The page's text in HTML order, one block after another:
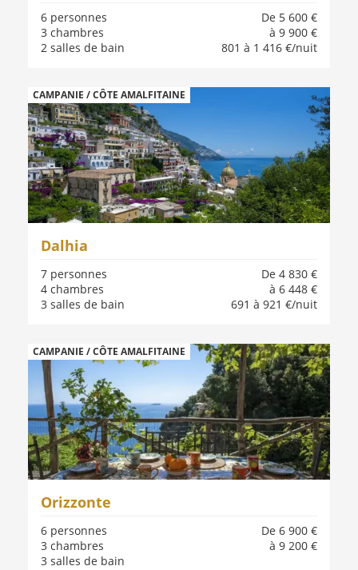
De 5 600 €
à 9 900 €
801 à 1 416 €/nuit
6 personnes
3 chambres
2 salles de bain
CAMPANIE / CÔTE AMALFITAINE
Dalhia
De 4 830 €
à 6 448 €
691 à 921 €/nuit
7 personnes
4 chambres
3 salles de bain
CAMPANIE / CÔTE AMALFITAINE
Orizzonte
De 6 900 €
à 9 200 €
6 personnes
3 chambres
3 salles de bain